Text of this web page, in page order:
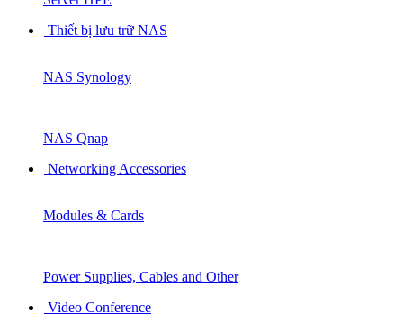
Thiết bị lưu trữ NAS
NAS Synology
NAS Qnap
Networking Accessories
Modules & Cards
Power Supplies, Cables and Other
Video Conference